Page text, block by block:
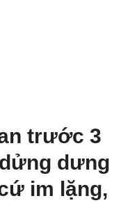
trước 3
dưng
im lặng,